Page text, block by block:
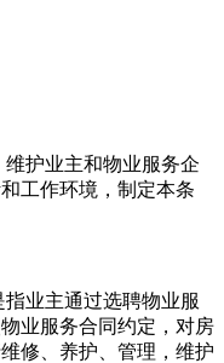
护业主和物业服务企
工作环境，制定本条
业主通过选聘物业服
业服务合同约定，对房
修、养护、管理，维护